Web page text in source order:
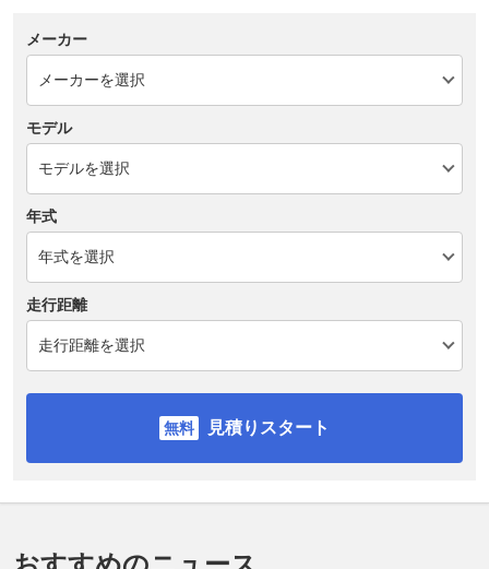
メーカー
モデル
年式
走行距離
見積りスタート